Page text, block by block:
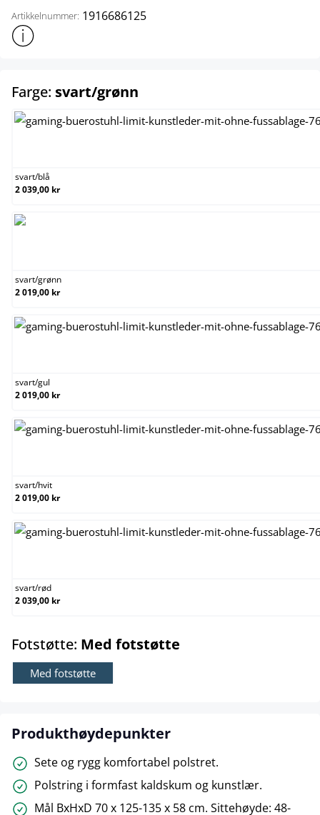
Artikkelnummer: 1916686125
Vis mer produktinformasjon
Farge: svart/grønn
svart/blå
2 039,00 kr
svart/grønn
2 019,00 kr
svart/gul
2 019,00 kr
svart/hvit
2 019,00 kr
svart/rød
2 039,00 kr
Fotstøtte: Med fotstøtte
Med fotstøtte
Produkthøydepunkter
Sete og rygg komfortabel polstret.
Polstring i formfast kaldskum og kunstlær.
Mål BxHxD 70 x 125-135 x 58 cm. Sittehøyde: 48-